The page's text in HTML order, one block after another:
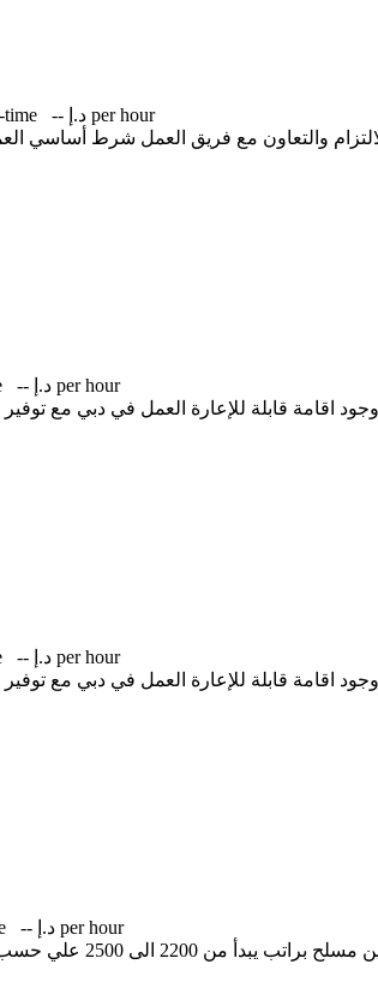
-- د.إ per hour
-- د.إ per hour
للإعارة العمل في دبي مع توفير سكن مناسب وراتب 800 -
-- د.إ per hour
للإعارة العمل في دبي مع توفير سكن مناسب وراتب 800 -
-- د.إ per hour
2500 علي حسب المهارة بشرط أن يوجد اقامة سارية +971 58 988 8951